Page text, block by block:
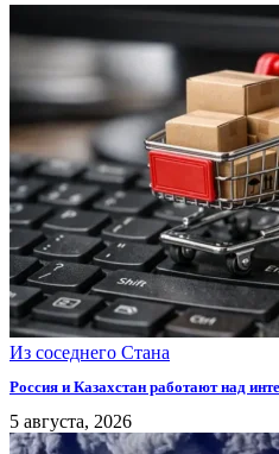
Из соседнего Стана
Россия и Казахстан работают над
5 августа, 2026